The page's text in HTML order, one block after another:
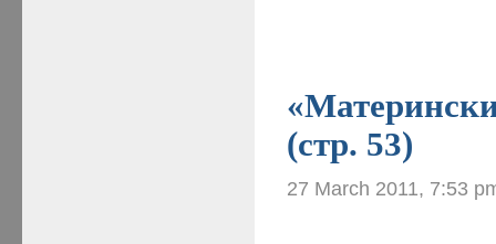
(стр. 53)
27 March 2011, 7:53